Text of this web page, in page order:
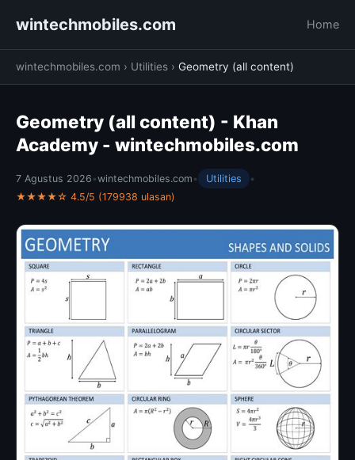
wintechmobiles.com Home
wintechmobiles.com › Utilities › Geometry (all content)
Geometry (all content) - Khan
Academy - wintechmobiles.com
7 Agustus 2026 •wintechmobiles.com • Utilities
•
★★★★☆ 4.5/5 (179938 ulasan)